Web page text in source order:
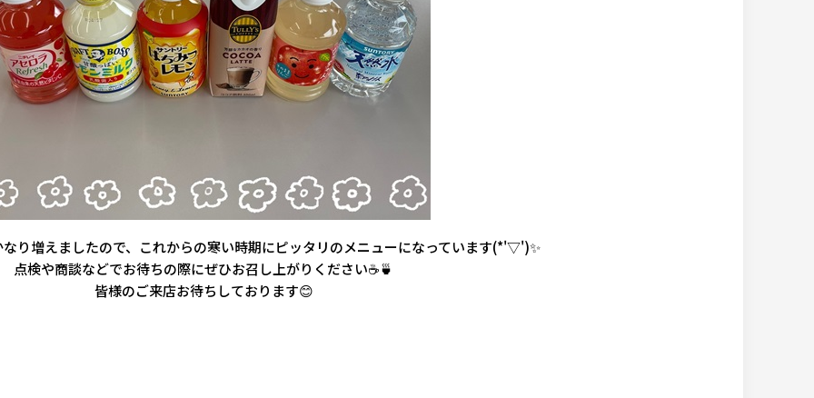
り増えましたので、これからの寒い時期にピッタリのメニューになっています(*'▽')✨
点検や商談などでお待ちの際にぜひお召し上がりください☕🍵
皆様のご来店お待ちしております😊